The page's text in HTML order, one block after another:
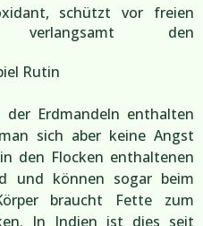
schützt vor freien
den
Rutin
der Erdmandeln enthalten
sich aber keine Angst
den Flocken enthaltenen
und können sogar beim
braucht Fette zum
In Indien ist dies seit